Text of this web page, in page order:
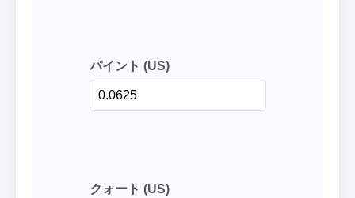
パイント (US)
クォート (US)